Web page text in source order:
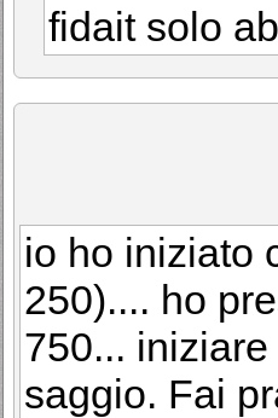
fidait solo
io ho iniziato
250).... ho
750...
saggio. Fai